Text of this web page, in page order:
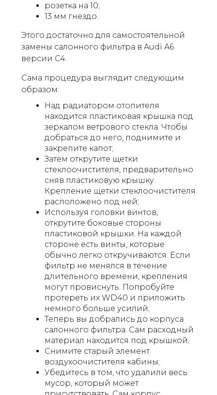
розетка на 10;
13 мм гнездо.
Этого достаточно для самостоятельной
замены салонного фильтра в Audi A6
версии C4.
Сама процедура выглядит следующим
образом:
Над радиатором отопителя
находится пластиковая крышка под
зеркалом ветрового стекла. Чтобы
добраться до него, поднимите и
закрепите капот;
Затем открутите щетки
стеклоочистителя, предварительно
сняв пластиковую крышку.
Крепление щетки стеклоочистителя
расположено под ней;
Используя головки винтов,
открутите боковые стороны
пластиковой крышки. На каждой
стороне есть винты, которые
обычно легко откручиваются. Если
фильтр не менялся в течение
длительного времени, крепления
могут провиснуть. Попробуйте
протереть их WD40 и приложить
немного больше усилий;
Теперь вы добрались до корпуса
салонного фильтра. Сам расходный
материал находится под крышкой;
Снимите старый элемент
воздухоочистителя кабины;
Убедитесь в том, что удалили весь
мусор, который может